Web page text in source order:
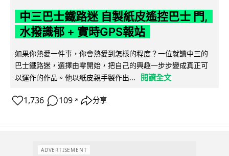
中三巴士鐵路迷 自製紙皮遙控巴士 門,
水撥識郁 + 實時GPS報站
如果你熱愛一件事，你會熱愛到怎樣的程度？一位就讀中三的
巴士鐵路迷，選擇由零開始，把自己的興趣一步步變成真正可
以運作的作品。他以紙皮親手製作出...
閱讀全文
1,736 109 ↗ 分享
ADVERTISEMENT